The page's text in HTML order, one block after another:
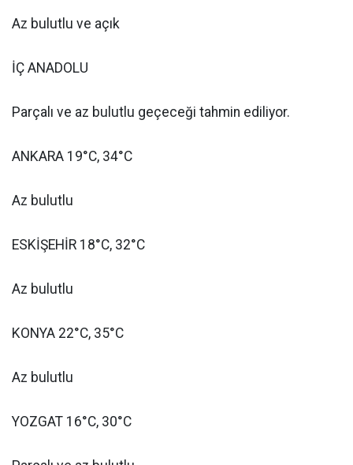
Az bulutlu ve açık
İÇ ANADOLU
Parçalı ve az bulutlu geçeceği tahmin ediliyor.
ANKARA 19°C, 34°C
Az bulutlu
ESKİŞEHİR 18°C, 32°C
Az bulutlu
KONYA 22°C, 35°C
Az bulutlu
YOZGAT 16°C, 30°C